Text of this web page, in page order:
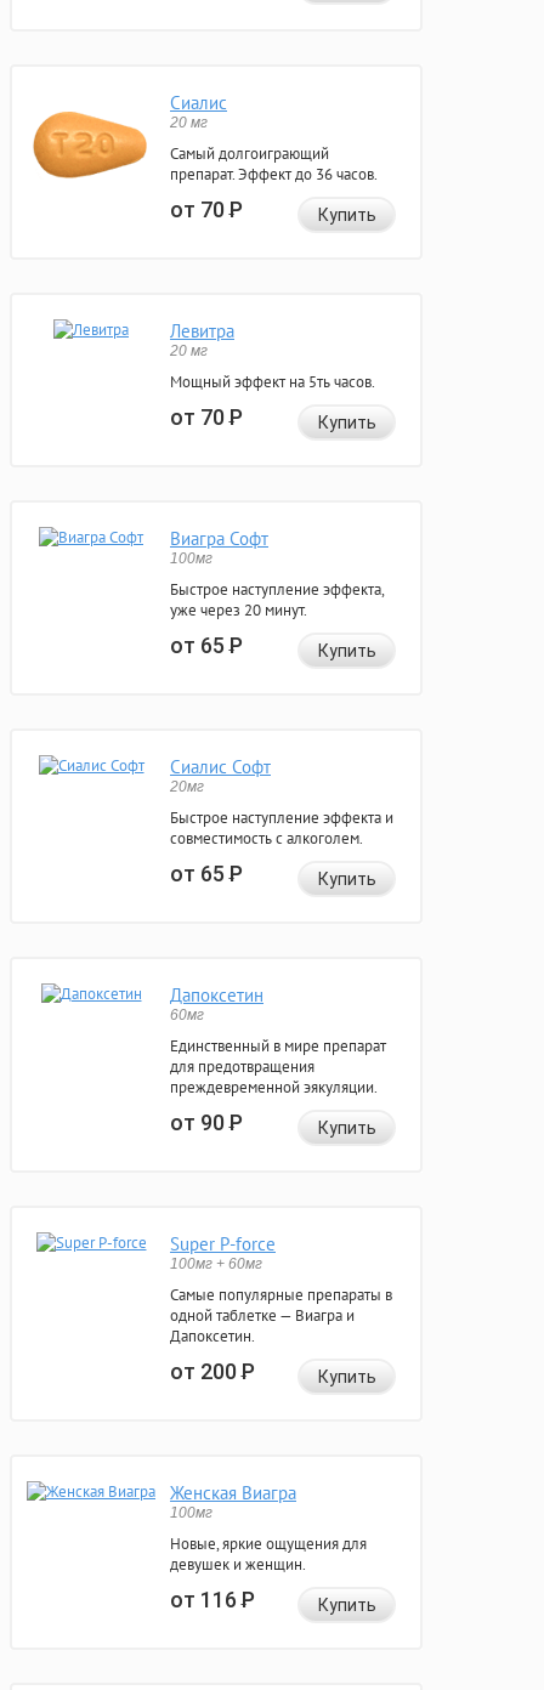
Сиалис
20 мг
Самый долгоиграющий
препарат. Эффект до 36 часов.
от 70Р Купить
Левитра
20 мг
Мощный эффект на 5ть часов.
от 70Р Купить
Виагра Софт
100мг
Быстрое наступление эффекта,
уже через 20 минут.
от 65Р Купить
Сиалис Софт
20мг
Быстрое наступление эффекта и
совместимость с алкоголем.
от 65Р Купить
Дапоксетин
60мг
Единственный в мире препарат
для предотвращения
преждевременной эякуляции.
от 90Р Купить
Super P-force
100мг + 60мг
Самые популярные препараты в
одной таблетке — Виагра и
Дапоксетин.
от 200Р Купить
Женская Виагра
100мг
Новые, яркие ощущения для
девушек и женщин.
от 116Р Купить